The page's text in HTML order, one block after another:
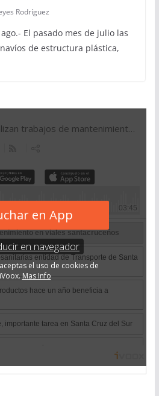
Rodríguez
El pasado mes de julio las
de estructura plástica,